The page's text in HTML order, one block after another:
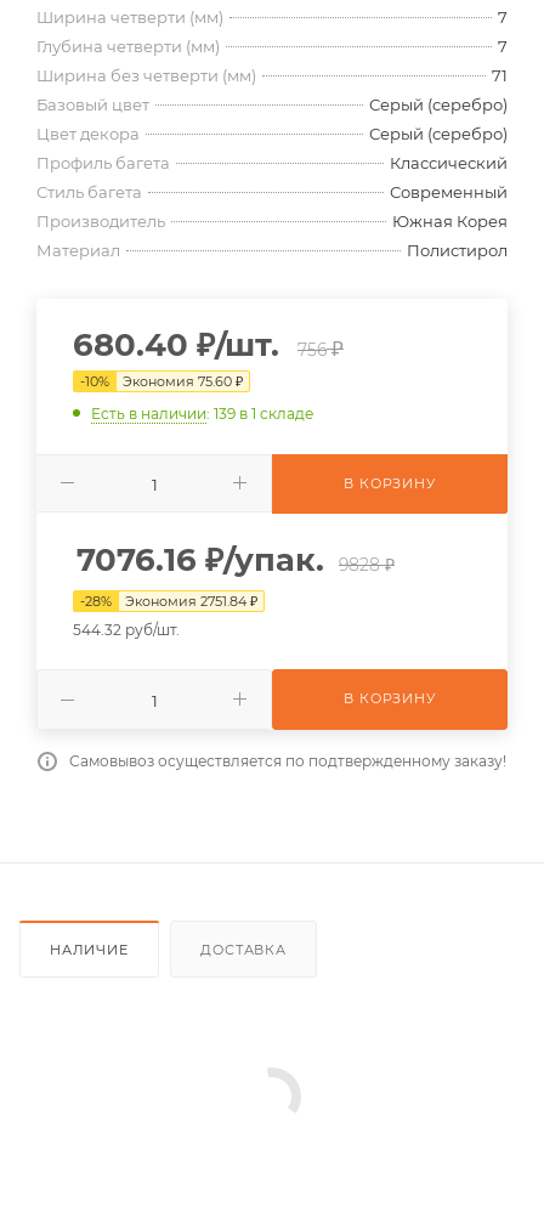
Ширина четверти (мм)
7
Глубина четверти (мм)
7
Ширина без четверти (мм)
71
Базовый цвет
Серый (серебро)
Цвет декора
Серый (серебро)
Профиль багета
Классический
Стиль багета
Современный
Производитель
Южная Корея
Материал
Полистирол
680.40 ₽/шт. 756₽
-10% Экономия 75.60 ₽
Есть в наличии: 139 в 1 складе
В КОРЗИНУ
7076.16 ₽/упак. 9828 ₽
-28% Экономия 2751.84 ₽
544.32 руб/шт.
В КОРЗИНУ
Самовывоз осуществляется по подтвержденному заказу!
НАЛИЧИЕ ДОСТАВКА